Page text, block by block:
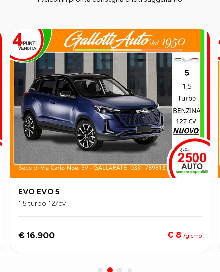
EVO EVO 5
1.5 turbo 127cv
€ 16.900 € 8 /giorno